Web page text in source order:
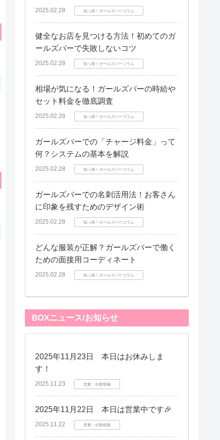
2025.02.28 知っ得！ガールズバーコラム
健全なお店を見つける方法！初めてのガ
ールズバーで失敗しないコツ
2025.02.28 知っ得！ガールズバーコラム
相場が気になる！ガールズバーの時給や
セット料金を徹底調査
2025.02.28 知っ得！ガールズバーコラム
ガールズバーでの「チャージ料金」って
何？システムの基本を解説
2025.02.28 知っ得！ガールズバーコラム
ガールズバーでの名刺活用法！お客さん
に印象を残すためのデザイン術
2025.02.28 知っ得！ガールズバーコラム
どんな服装が正解？ガールズバーで働く
ための面接用コーディネート
2025.02.28 知っ得！ガールズバーコラム
BOXニュース/お知らせ
2025年11月23日 本日はお休みしま
す！
2025.11.23 営業・出勤情報
2025年11月22日 本日は営業中です🎉
2025.11.22 営業・出勤情報